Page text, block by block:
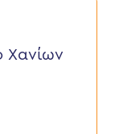
Χανίων